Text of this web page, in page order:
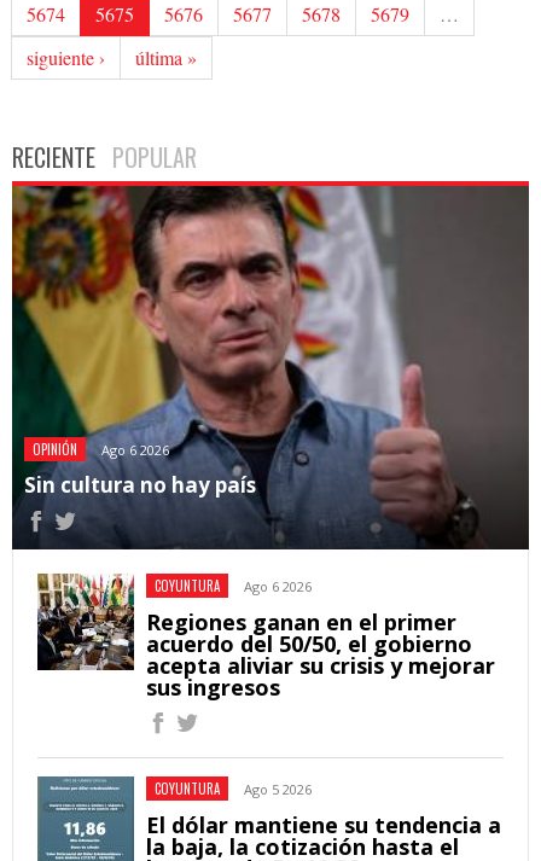
5674
5675 5676 5677 5678 5679
…
siguiente ›
última »
RECIENTE POPULAR
OPINIÓN Ago 6 2026
Sin cultura no hay país
COYUNTURA Ago 6 2026
Regiones ganan en el primer
acuerdo del 50/50, el gobierno
acepta aliviar su crisis y mejorar
sus ingresos
COYUNTURA Ago 5 2026
El dólar mantiene su tendencia a
la baja, la cotización hasta el